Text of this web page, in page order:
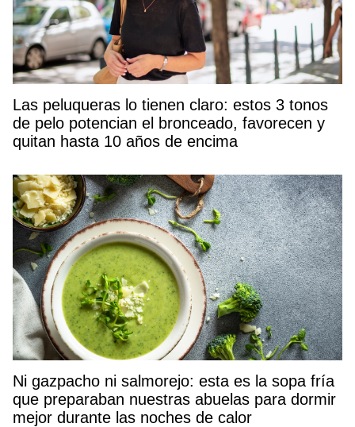
Las peluqueras lo tienen claro: estos 3 tonos
de pelo potencian el bronceado, favorecen y
quitan hasta 10 años de encima
Ni gazpacho ni salmorejo: esta es la sopa fría
que preparaban nuestras abuelas para dormir
mejor durante las noches de calor